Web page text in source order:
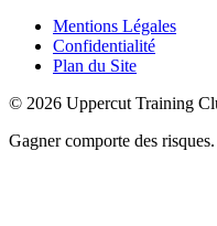
Mentions Légales
Confidentialité
Plan du Site
© 2026 Uppercut Training
Gagner comporte des